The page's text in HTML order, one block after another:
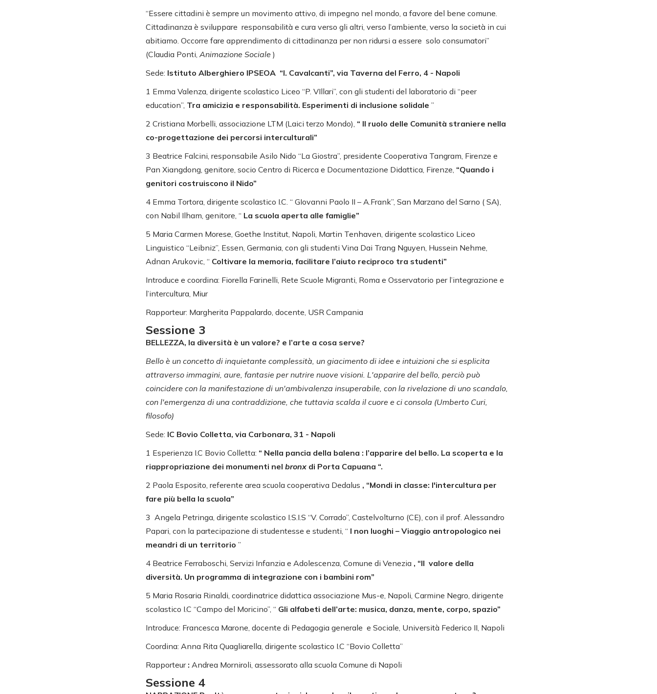
“Essere cittadini è sempre un movimento attivo, di impegno nel mondo, a favore del bene comune.
Cittadinanza è sviluppare responsabilità e cura verso gli altri, verso l’ambiente, verso la società in cui
abitiamo. Occorre fare apprendimento di cittadinanza per non ridursi a essere solo consumatori”
(Claudia Ponti, Animazione Sociale )
Sede: Istituto Alberghiero IPSEOA “I. Cavalcanti”, via Taverna del Ferro, 4 - Napoli
1 Emma Valenza, dirigente scolastico Liceo “P. VIllari”, con gli studenti del laboratorio di “peer
education”, Tra amicizia e responsabilità. Esperimenti di inclusione solidale ”
2 Cristiana Morbelli, associazione LTM (Laici terzo Mondo), “ Il ruolo delle Comunità straniere nella
co-progettazione dei percorsi interculturali”
3 Beatrice Falcini, responsabile Asilo Nido “La Giostra”, presidente Cooperativa Tangram, Firenze e
Pan Xiangdong, genitore, socio Centro di Ricerca e Documentazione Didattica, Firenze, “Quando i
genitori costruiscono il Nido”
4 Emma Tortora, dirigente scolastico I.C. “ GIovanni Paolo II – A.Frank”, San Marzano del Sarno ( SA),
con Nabil Ilham, genitore, “ La scuola aperta alle famiglie”
5 Maria Carmen Morese, Goethe Institut, Napoli, Martin Tenhaven, dirigente scolastico Liceo
Linguistico “Leibniz”, Essen, Germania, con gli studenti Vina Dai Trang Nguyen, Hussein Nehme,
Adnan Arukovic, “ Coltivare la memoria, facilitare l’aiuto reciproco tra studenti”
Introduce e coordina: Fiorella Farinelli, Rete Scuole Migranti, Roma e Osservatorio per l’integrazione e
l’intercultura, Miur
Rapporteur: Margherita Pappalardo, docente, USR Campania
Sessione 3
BELLEZZA, la diversità è un valore? e l’arte a cosa serve?
Bello è un concetto di inquietante complessità, un giacimento di idee e intuizioni che si esplicita
attraverso immagini, aure, fantasie per nutrire nuove visioni. L'apparire del bello, perciò può
coincidere con la manifestazione di un'ambivalenza insuperabile, con la rivelazione di uno scandalo,
con l'emergenza di una contraddizione, che tuttavia scalda il cuore e ci consola (Umberto Curi,
filosofo)
Sede: IC Bovio Colletta, via Carbonara, 31 - Napoli
1 Esperienza I.C Bovio Colletta: “ Nella pancia della balena : l’apparire del bello. La scoperta e la
riappropriazione dei monumenti nel bronx di Porta Capuana “.
2 Paola Esposito, referente area scuola cooperativa Dedalus , “Mondi in classe: l'intercultura per
fare più bella la scuola”
3 Angela Petringa, dirigente scolastico I.S.I.S “V. Corrado”, Castelvolturno (CE), con il prof. Alessandro
Papari, con la partecipazione di studentesse e studenti, “ I non luoghi – Viaggio antropologico nei
meandri di un territorio ”
4 Beatrice Ferraboschi, Servizi Infanzia e Adolescenza, Comune di Venezia , “Il valore della
diversità. Un programma di integrazione con i bambini rom”
5 Maria Rosaria Rinaldi, coordinatrice didattica associazione Mus-e, Napoli, Carmine Negro, dirigente
scolastico I.C “Campo del Moricino”, “ Gli alfabeti dell’arte: musica, danza, mente, corpo, spazio”
Introduce: Francesca Marone, docente di Pedagogia generale e Sociale, Università Federico II, Napoli
Coordina: Anna Rita Quagliarella, dirigente scolastico I.C “Bovio Colletta”
Rapporteur : Andrea Morniroli, assessorato alla scuola Comune di Napoli
Sessione 4